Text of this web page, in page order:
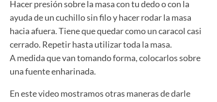
Hacer presión sobre la masa con tu dedo o con la
ayuda de un cuchillo sin filo y hacer rodar la masa
hacia afuera. Tiene que quedar como un caracol casi
cerrado. Repetir hasta utilizar toda la masa.
A medida que van tomando forma, colocarlos sobre
una fuente enharinada.
En este video mostramos otras maneras de darle